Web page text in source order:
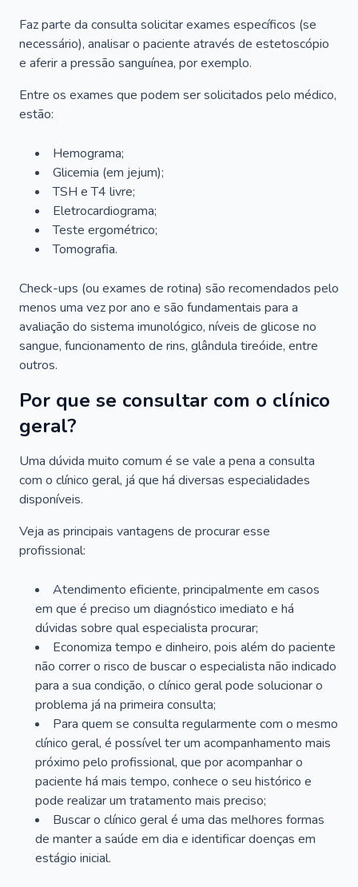
Faz parte da consulta solicitar exames específicos (se
necessário), analisar o paciente através de estetoscópio
e aferir a pressão sanguínea, por exemplo.
Entre os exames que podem ser solicitados pelo médico,
estão:
Hemograma;
Glicemia (em jejum);
TSH e T4 livre;
Eletrocardiograma;
Teste ergométrico;
Tomografia.
Check-ups (ou exames de rotina) são recomendados pelo
menos uma vez por ano e são fundamentais para a
avaliação do sistema imunológico, níveis de glicose no
sangue, funcionamento de rins, glândula tireóide, entre
outros.
Por que se consultar com o clínico
geral?
Uma dúvida muito comum é se vale a pena a consulta
com o clínico geral, já que há diversas especialidades
disponíveis.
Veja as principais vantagens de procurar esse
profissional:
Atendimento eficiente, principalmente em casos
em que é preciso um diagnóstico imediato e há
dúvidas sobre qual especialista procurar;
Economiza tempo e dinheiro, pois além do paciente
não correr o risco de buscar o especialista não indicado
para a sua condição, o clínico geral pode solucionar o
problema já na primeira consulta;
Para quem se consulta regularmente com o mesmo
clínico geral, é possível ter um acompanhamento mais
próximo pelo profissional, que por acompanhar o
paciente há mais tempo, conhece o seu histórico e
pode realizar um tratamento mais preciso;
Buscar o clínico geral é uma das melhores formas
de manter a saúde em dia e identificar doenças em
estágio inicial.